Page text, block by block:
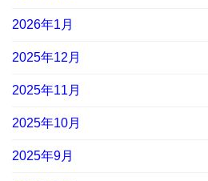
2026年1月
2025年12月
2025年11月
2025年10月
2025年9月